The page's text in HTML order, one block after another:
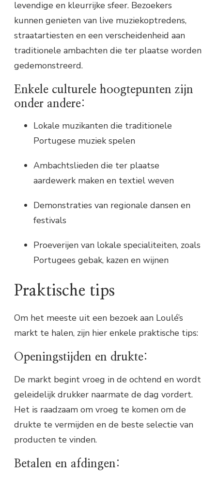
levendige en kleurrijke sfeer. Bezoekers
kunnen genieten van live muziekoptredens,
straatartiesten en een verscheidenheid aan
traditionele ambachten die ter plaatse worden
gedemonstreerd.
Enkele culturele hoogtepunten zijn
onder andere:
Lokale muzikanten die traditionele
Portugese muziek spelen
Ambachtslieden die ter plaatse
aardewerk maken en textiel weven
Demonstraties van regionale dansen en
festivals
Proeverijen van lokale specialiteiten, zoals
Portugees gebak, kazen en wijnen
Praktische tips
Om het meeste uit een bezoek aan Loulé’s
markt te halen, zijn hier enkele praktische tips:
Openingstijden en drukte:
De markt begint vroeg in de ochtend en wordt
geleidelijk drukker naarmate de dag vordert.
Het is raadzaam om vroeg te komen om de
drukte te vermijden en de beste selectie van
producten te vinden.
Betalen en afdingen: